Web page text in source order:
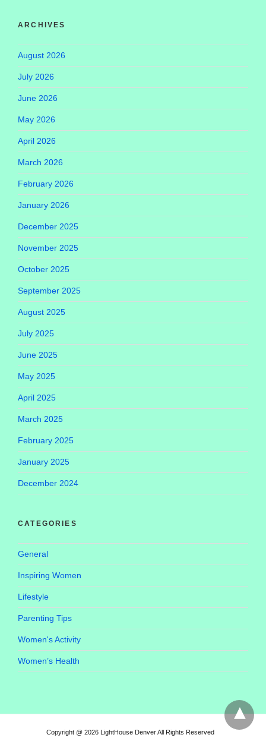
ARCHIVES
August 2026
July 2026
June 2026
May 2026
April 2026
March 2026
February 2026
January 2026
December 2025
November 2025
October 2025
September 2025
August 2025
July 2025
June 2025
May 2025
April 2025
March 2025
February 2025
January 2025
December 2024
CATEGORIES
General
Inspiring Women
Lifestyle
Parenting Tips
Women's Activity
Women’s Health
Copyright @ 2026 LightHouse Denver All Rights Reserved